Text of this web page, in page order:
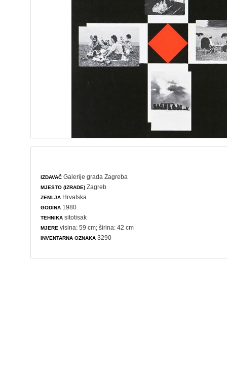
IZDAVAČ Galerije grada Zagreba
MJESTO (IZRADE) Zagreb
ZEMLJA Hrvatska
GODINA 1980.
TEHNIKA sitotisak
MJERE visina: 59 cm; širina: 42 cm
INVENTARNA OZNAKA 3290